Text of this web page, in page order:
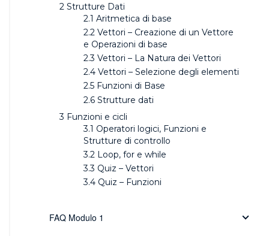
Strutture Dati
Aritmetica di base
Vettori – Creazione di un Vettore
e Operazioni di base
Vettori – La Natura dei Vettori
Vettori – Selezione degli elementi
Funzioni di Base
Strutture dati
Funzioni e cicli
Operatori logici, Funzioni e
Strutture di controllo
Loop, for e while
Quiz – Vettori
Quiz – Funzioni
FAQ Modulo 1